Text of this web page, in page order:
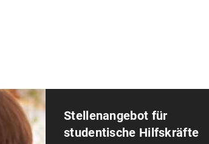
Stellenangebot für
studentische Hilfskräfte